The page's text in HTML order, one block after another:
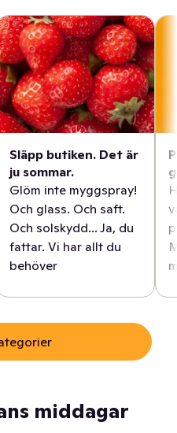
Släpp butiken. Det är
ju sommar.
Glöm inte myggspray!
Och glass. Och saft.
Och solskydd... Ja, du
fattar. Vi har allt du
behöver
middagar